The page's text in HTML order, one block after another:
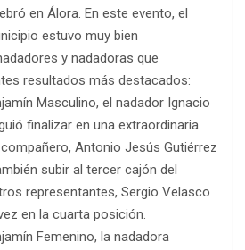
en Álora. En este evento, el
estuvo muy bien
y nadadoras que
resultados más destacados:
Masculino, el nadador Ignacio
finalizar en una extraordinaria
Antonio Jesús Gutiérrez
subir al tercer cajón del
representantes, Sergio Velasco
en la cuarta posición.
Femenino, la nadadora